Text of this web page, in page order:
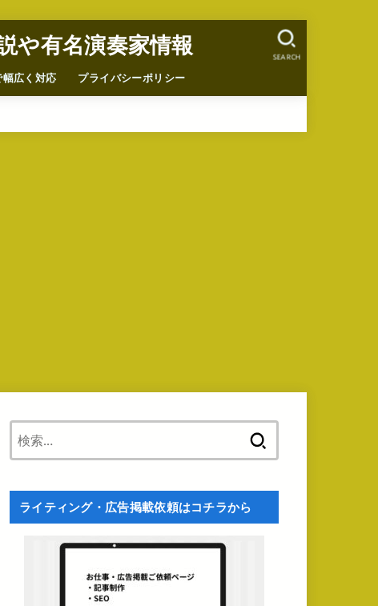
や有名演奏家情報
広く対応 プライバシーポリシー
SEARCH
ライティング・広告掲載依頼はコチラから